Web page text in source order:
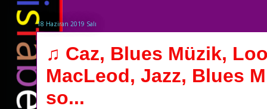
18 Haziran 2019 Salı
♫ Caz, Blues Müzik,
MacLeod, Jazz, Blues
so...